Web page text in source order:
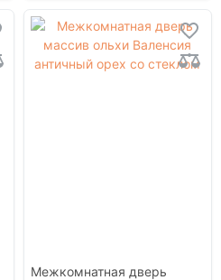
Межкомнатная дверь